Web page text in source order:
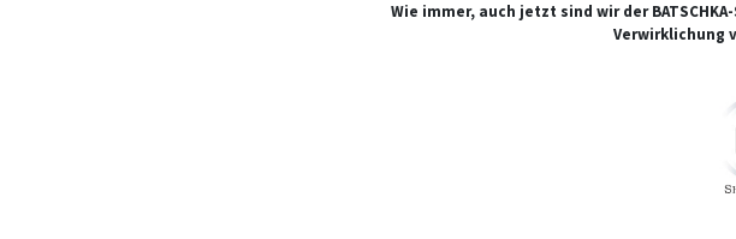
Wie immer, auch jetzt sind wir der BATSCHKA-
Verwirklichung